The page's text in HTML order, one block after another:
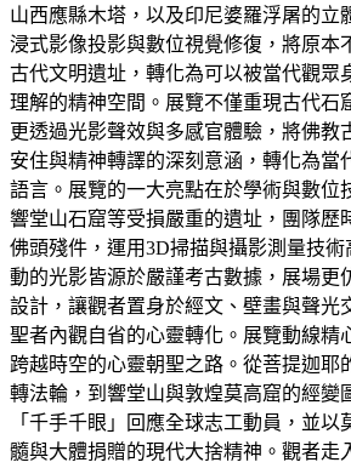
山西應縣木塔，以及印尼婆羅浮屠的立
浸式影像投影與數位視覺修復，將原本
古代文明遺址，轉化為可以被當代觀眾
理解的精神空間。展覽不僅重現古代石
更透過光影聲效與多感官體驗，將佛教
安住與精神轉譯的深刻意涵，轉化為當
語言。展覽的一大亮點在於學術與數位
響堂山石窟等受損嚴重的遺址，團隊歷
佛頭殘件，運用3D掃描與攝影測量技
動的光影皆源於嚴謹考古數據，展場更
設計，讓觀者置身於經文、壁畫與聲光
聖者內觀自省的心靈轉化。展覽動線精
跨越時空的心靈朝聖之路。從菩提迦耶
轉法輪，到響堂山與敦煌莫高窟的經變
「千手千眼」回應全球志工動員，並以
髓與大體捐贈的現代大捨精神。觀者走